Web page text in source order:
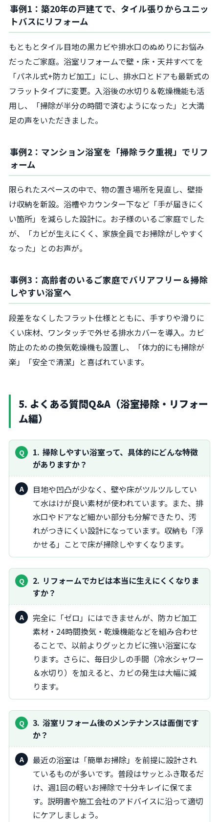
事例1：築20年の戸建てで、タイル張りからユニッ
トバスにリフォーム
もともとタイル目地の黒カビや排水口のぬめりにお悩み
だったご家庭。浴室リフォームで壁・床・天井すべてを
「パネル式+防カビ加工」にし、排水口とドアも最新式の
フラットタイプに変更。入浴後の水切り＆乾燥機能も活
用し、「掃除が半分の時間で済むようになった」と大満
足の声をいただきました。
事例2：マンション浴室を「掃除ラク重視」でリフ
ォーム
限られたスペースの中で、物の置き場所を見直し、壁掛
け収納を新設。浴槽やカウンター下など「手が届きにく
い箇所」を減らした設計に。お子様のいるご家庭でした
が、「カビが生えにくく、家族全員でお掃除がしやすく
なった」とのお声が。
事例3：高齢者のいるご家庭でバリアフリー＆掃除
しやすい浴室へ
段差をなくしたフラット仕様とともに、手すりや滑りに
くい床材、ワンタッチで外せる排水カバーを導入。カビ
防止のための換気乾燥機も設置し、「体力的にも掃除が
楽」「安全で清潔」と喜ばれています。
5. よくある質問Q&A（浴室掃除・リフォー
ム編）
1 掃除しやすい浴室って、具体的にどんな特徴
がありますか？
目地や凹凸が少なく、壁や床がツルツルしてい
て水はけが良い素材が使われています。また、排
水口やドアなど細かい部分も分解できたり、汚
れがつきにくい設計になっています。収納も「浮
かせる」ことで床が掃除しやすくなります。
2 リフォームでカビは本当に生えにくくなりま
すか？
完全に「ゼロ」にはできませんが、防カビ加工
素材・24時間換気・乾燥機能などを組み合わせ
ることで、以前よりグッとカビに強い浴室にな
ります。さらに、毎日少しの手間（冷水シャワー
＆水切り）を加えると、カビの発生は大幅に減
ります。
3 浴室リフォーム後のメンテナンスは面倒です
か？
最近の浴室は「簡単お掃除」を前提に設計され
ているものが多いです。普段はサッとふき取るだ
け、週1回の軽いお掃除で十分キレイに保てま
す。説明書や施工会社のアドバイスに沿って適切
にケアしましょう。